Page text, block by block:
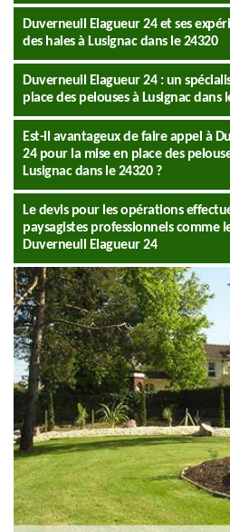
Duverneuil Elagueur 24 et ses
des haies à Lusignac dans le 24320
Duverneuil Elagueur 24 : un
place des pelouses à Lusignac dans
Est-il avantageux de faire appel à
24 pour la mise en place des
Lusignac dans le 24320 ?
Le devis pour les opérations
paysagistes professionnels comme
Duverneuil Elagueur 24